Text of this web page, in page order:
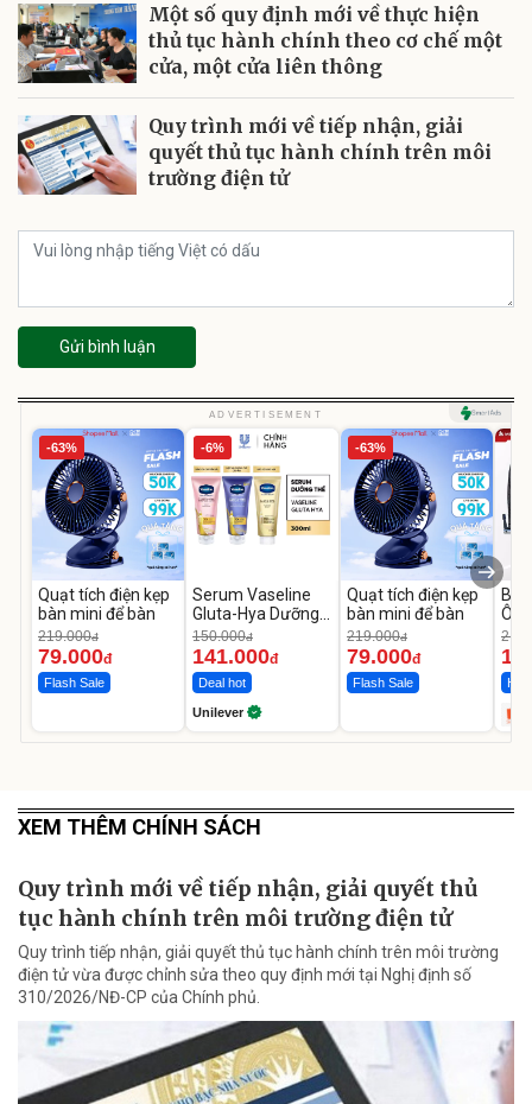
Một số quy định mới về thực hiện
thủ tục hành chính theo cơ chế một
cửa, một cửa liên thông
Quy trình mới về tiếp nhận, giải
quyết thủ tục hành chính trên môi
trường điện tử
Gửi bình luận
ADVERTISEMENT
-63%
Quạt tích điện kẹp
bàn mini để bàn
219.000đ
79.000đ
Flash Sale
-6%
Serum Vaseline
Gluta-Hya Dưỡng
Da Sáng Mịn Sau 7
Ngày
150.000đ
141.000đ
Deal hot
Unilever
-63%
Quạt tích điện kẹp
bàn mini để bàn
219.000đ
79.000đ
Flash Sale
Ô
Hot
XEM THÊM CHÍNH SÁCH
Quy trình mới về tiếp nhận, giải quyết thủ
tục hành chính trên môi trường điện tử
Quy trình tiếp nhận, giải quyết thủ tục hành chính trên môi trường
điện tử vừa được chỉnh sửa theo quy định mới tại Nghị định số
310/2026/NĐ-CP của Chính phủ.